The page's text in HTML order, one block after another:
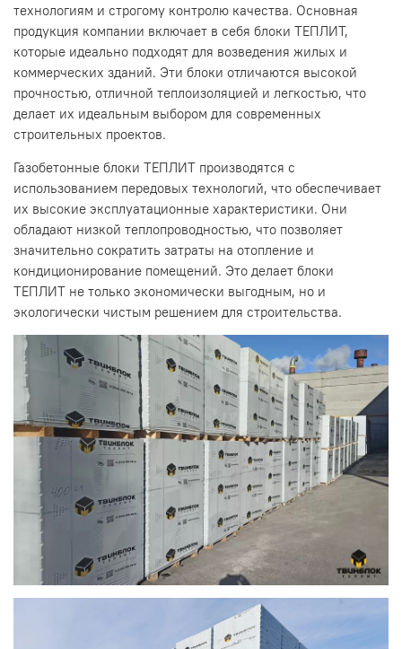
технологиям и строгому контролю качества. Основная
продукция компании включает в себя блоки ТЕПЛИТ,
которые идеально подходят для возведения жилых и
коммерческих зданий. Эти блоки отличаются высокой
прочностью, отличной теплоизоляцией и легкостью, что
делает их идеальным выбором для современных
строительных проектов.
Газобетонные блоки ТЕПЛИТ производятся с
использованием передовых технологий, что обеспечивает
их высокие эксплуатационные характеристики. Они
обладают низкой теплопроводностью, что позволяет
значительно сократить затраты на отопление и
кондиционирование помещений. Это делает блоки
ТЕПЛИТ не только экономически выгодным, но и
экологически чистым решением для строительства.